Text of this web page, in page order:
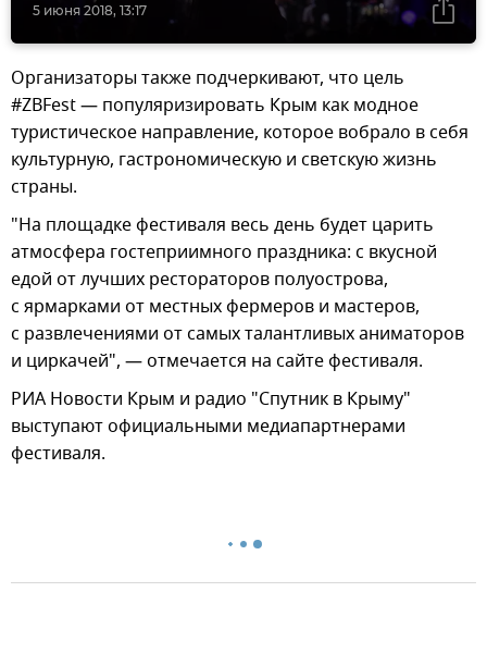
5 июня 2018, 13:17
Организаторы также подчеркивают, что цель
#ZBFest — популяризировать Крым как модное
туристическое направление, которое вобрало в себя
культурную, гастрономическую и светскую жизнь
страны.
"На площадке фестиваля весь день будет царить
атмосфера гостеприимного праздника: с вкусной
едой от лучших рестораторов полуострова,
с ярмарками от местных фермеров и мастеров,
с развлечениями от самых талантливых аниматоров
и циркачей", — отмечается на сайте фестиваля.
РИА Новости Крым и радио "Спутник в Крыму"
выступают официальными медиапартнерами
фестиваля.